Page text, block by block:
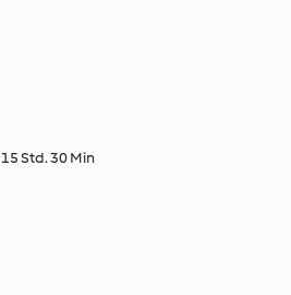
15 Std. 30 Min